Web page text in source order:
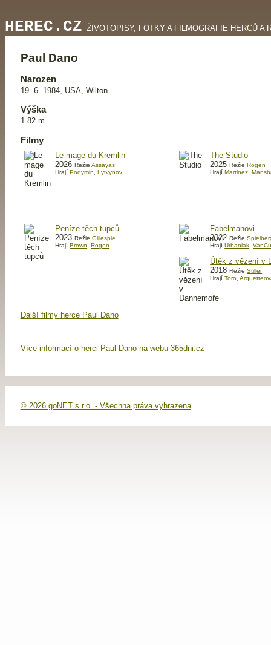
HEREC.CZ ŽIVOTOPISY, FOTKY A FILMOGRAFIE HERCŮ A
Paul Dano
Narozen
19. 6. 1984, USA, Wilton
Výška
1.82 m.
Filmy
Le mage du Kremlin
2026RežieAssayas
HrajíPodymin ,Lytvynov
The Studio
2025RežieRogen
HrajíMartinez ,
Peníze těch tupců
2023RežieGillespie
HrajíBrown ,Rogen
Fabelmanovi
2022Režie
HrajíUrbaniak ,
Útěk z vězení v
2018RežieStiller
HrajíToro ,
Další filmy herce Paul Dano
Více informací o herci Paul Dano na webu 365dni.cz
© 2026 goNET s.r.o. - Všechna práva vyhrazena